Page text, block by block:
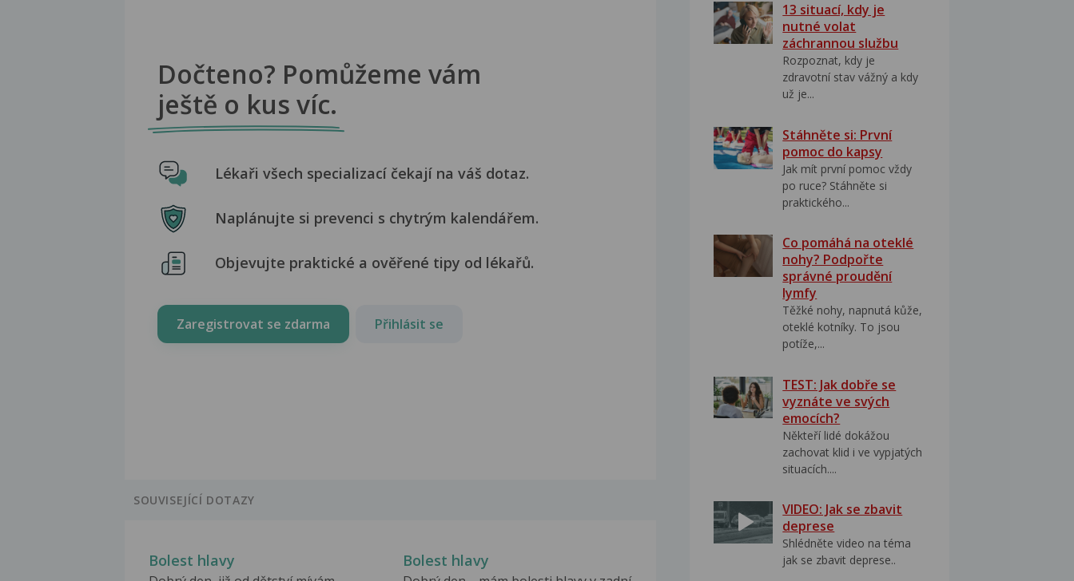
Dočteno? Pomůžeme vám
ještě o kus víc.
Lékaři všech specializací čekají na váš dotaz.
Naplánujte si prevenci s chytrým kalendářem.
Objevujte praktické a ověřené tipy od lékařů.
Zaregistrovat se zdarma Přihlásit se
SOUVISEJÍCÍ DOTAZY
Bolest hlavy Bolest hlavy
13 situací, kdy je
nutné volat
záchrannou službu
Rozpoznat, kdy je
zdravotní stav vážný a kdy
už je...
Stáhněte si: První
pomoc do kapsy
Jak mít první pomoc vždy
po ruce? Stáhněte si
praktického...
Co pomáhá na oteklé
nohy? Podpořte
správné proudění
lymfy
Těžké nohy, napnutá kůže,
oteklé kotníky. To jsou
potíže,...
TEST: Jak dobře se
vyznáte ve svých
emocích?
Někteří lidé dokážou
zachovat klid i ve vypjatých
situacích....
VIDEO: Jak se zbavit
deprese
Shlédněte video na téma
jak se zbavit deprese..